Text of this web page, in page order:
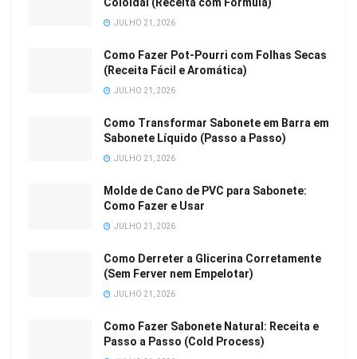
JULHO 21, 2026
Como Fazer Pot-Pourri com Folhas Secas
(Receita Fácil e Aromática)
JULHO 21, 2026
Como Transformar Sabonete em Barra em
Sabonete Líquido (Passo a Passo)
JULHO 21, 2026
Molde de Cano de PVC para Sabonete:
Como Fazer e Usar
JULHO 21, 2026
Como Derreter a Glicerina Corretamente
(Sem Ferver nem Empelotar)
JULHO 21, 2026
Como Fazer Sabonete Natural: Receita e
Passo a Passo (Cold Process)